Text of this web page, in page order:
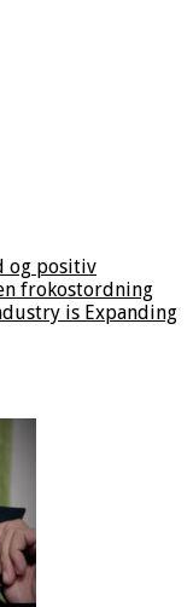
og positiv
frokostordning
is Expanding